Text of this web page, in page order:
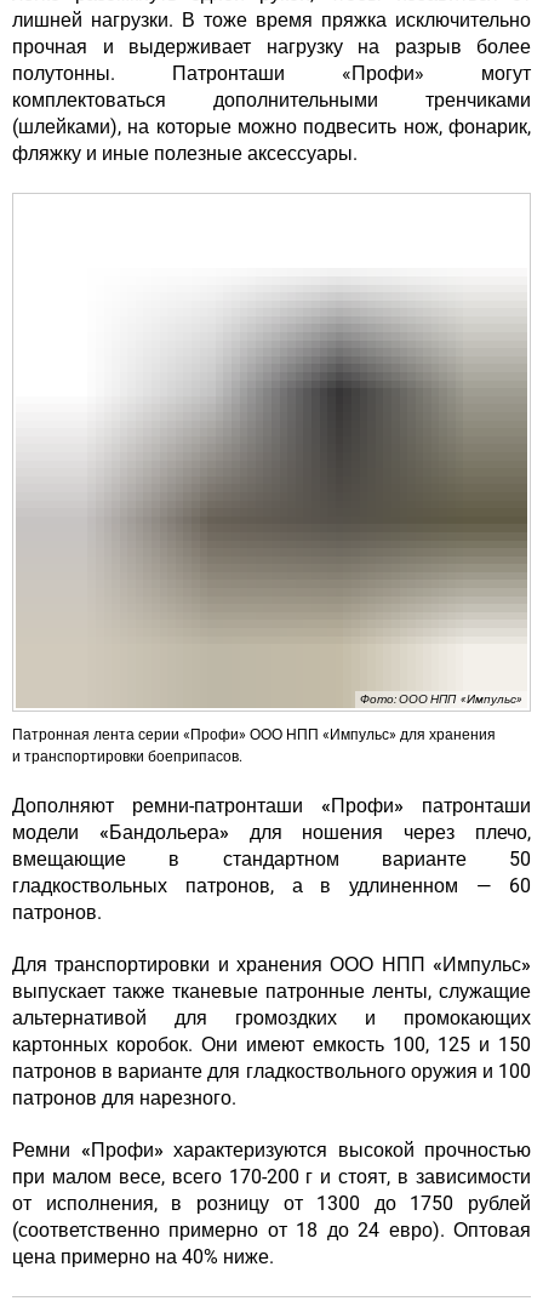
лишней нагрузки. В тоже время пряжка исключительно
прочная и выдерживает нагрузку на разрыв более
полутонны. Патронташи «Профи» могут
комплектоваться дополнительными тренчиками
(шлейками), на которые можно подвесить нож, фонарик,
фляжку и иные полезные аксессуары.
Фото: ООО НПП «Импульс»
Патронная лента серии «Профи» ООО НПП «Импульс» для хранения
и транспортировки боеприпасов.
Дополняют ремни-патронташи «Профи» патронташи
модели «Бандольера» для ношения через плечо,
вмещающие в стандартном варианте 50
гладкоствольных патронов, а в удлиненном — 60
патронов.
Для транспортировки и храненияООО НПП «Импульс»
выпускает также тканевые патронные ленты, служащие
альтернативой для громоздких и промокающих
картонных коробок. Они имеют емкость 100, 125 и 150
патронов в варианте для гладкоствольного оружия и 100
патронов для нарезного.
Ремни «Профи» характеризуются высокой прочностью
при малом весе, всего 170-200 г и стоят, в зависимости
от исполнения, в розницу от 1300 до 1750 рублей
(соответственно примерно от 18 до 24 евро). Оптовая
цена примерно на 40% ниже.